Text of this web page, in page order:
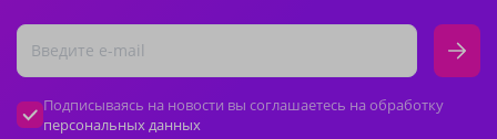
Подписываясь на новости вы соглашаетесь на обработку
персональных данных